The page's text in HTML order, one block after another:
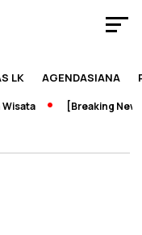
LK AGENDASIANA
[Breaking